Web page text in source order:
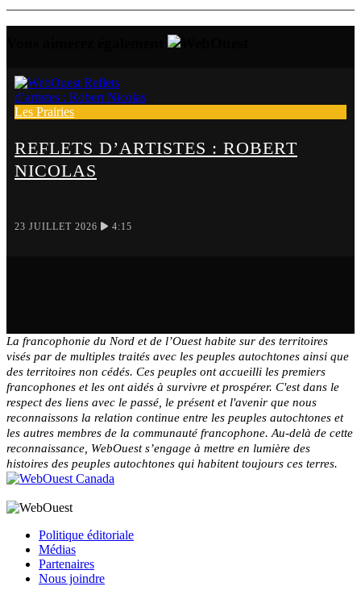
Les Prairies
REFLETS D’ARTISTES : ROBERT
NICOLAS
23 JUILLET 2026 4:15
La francophonie du Nord et de l’Ouest habite sur des territoires
visés par de multiples traités avec les peuples autochtones ainsi que
des territoires non cédés. Ces peuples ont accueilli les premiers
francophones et les ont aidés à survivre et prospérer. C'est dans le
respect des liens avec le passé, le présent et l'avenir que nous
reconnaissons la relation continue entre les peuples autochtones et
les autres membres de la communauté francophone. Au-delà de cette
reconnaissance, WebOuest s’engage à mettre en lumière des
histoires des peuples autochtones qui habitent toujours ces terres.
Politique éditoriale
Médias
Partenaires
Nous joindre